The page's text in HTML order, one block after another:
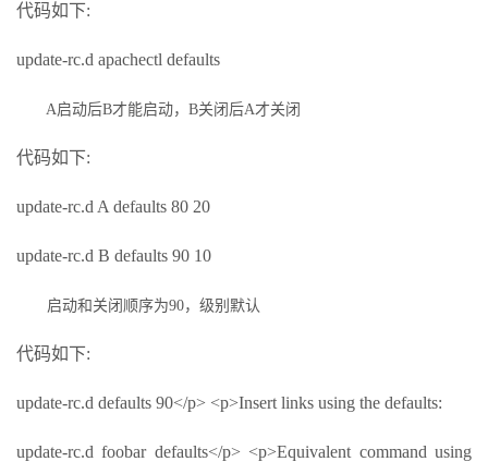
代码如下:
update-rc.d apachectl defaults
A启动后B才能启动，B关闭后A才关闭
代码如下:
update-rc.d A defaults 80 20
update-rc.d B defaults 90 10
启动和关闭顺序为90，级别默认
代码如下:
update-rc.d defaults 90</p> <p>Insert links using the defaults:
update-rc.d foobar defaults</p> <p>Equivalent command using